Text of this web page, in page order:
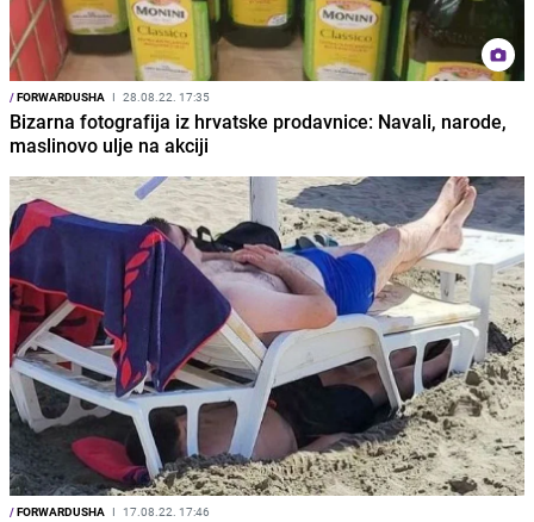
/FORWARDUSHA I 28.08.22. 17:35
Bizarna fotografija iz hrvatske prodavnice: Navali, narode,
maslinovo ulje na akciji
/FORWARDUSHA I 17.08.22. 17:46